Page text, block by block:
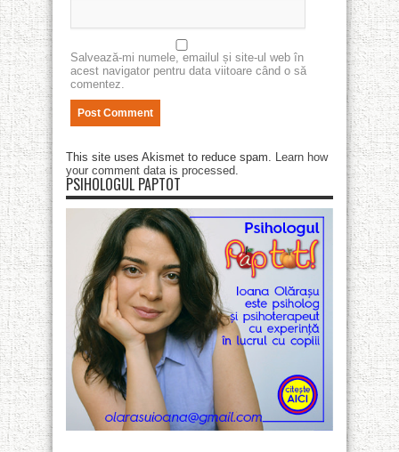
Salvează-mi numele, emailul și site-ul web în
acest navigator pentru data viitoare când o să
comentez.
This site uses Akismet to reduce spam. Learn how
your comment data is processed.
PSIHOLOGUL PAPTOT